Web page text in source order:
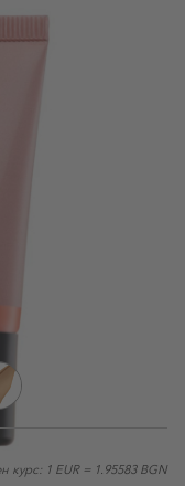
гел-крем.
на бронзанта с
OF SPICE
курс: 1 EUR = 1.95583 BGN